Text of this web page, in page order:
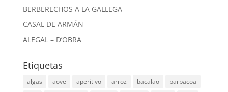
BERBERECHOS A LA GALLEGA
CASAL DE ARMÁN
ALEGAL – D’OBRA
Etiquetas
algas aove aperitivo arroz bacalao
barbacoa